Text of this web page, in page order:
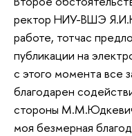
ректор НИУ-ВШЭ
работе, тотчас
публикации на
с этого момента все
благодарен
стороны
моя безмерная